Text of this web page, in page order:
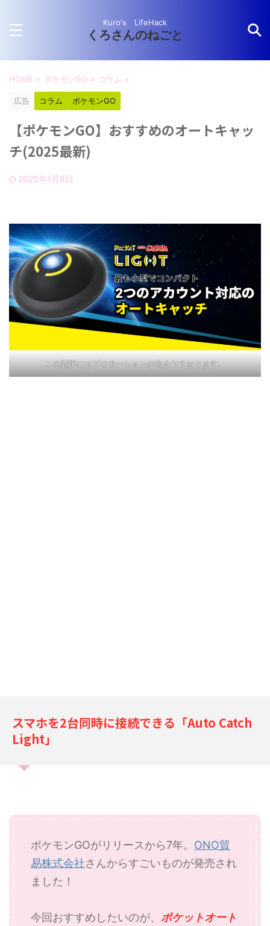
Kuro's LifeHack
くろさんのねごと
HOME > ポケモンGO > コラム >
広告 コラム ポケモンGO
【ポケモンGO】おすすめのオートキャッ
チ(2025最新)
2025年1月9日
この記事にはプロモーションが含まれております。
スマホを2台同時に接続できる「Auto Catch
Light」
ポケモンGOがリリースから7年。 ONO貿
易株式会社さんからすごいものが発売され
ました！
今回おすすめしたいのが、 ポケットオート